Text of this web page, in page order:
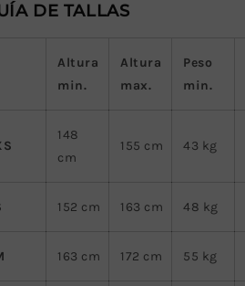
DE TALLAS
Altura
min.
Altura
max.
Peso
min.
148
cm
155 cm 43 kg
152 cm 163 cm 48 kg
163 cm 172 cm 55 kg